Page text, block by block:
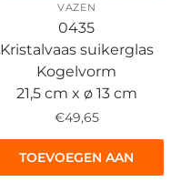
VAZEN
0435
Kristalvaas suikerglas
Kogelvorm
21,5 cm x ø 13 cm
€49,65
TOEVOEGEN AAN